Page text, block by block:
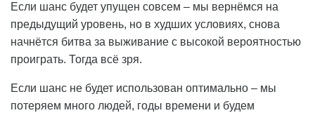
Если шанс будет упущен совсем – мы вернёмся на
предыдущий уровень, но в худших условиях, снова
начнётся битва за выживание с высокой вероятностью
проиграть. Тогда всё зря.
Если шанс не будет использован оптимально – мы
потеряем много людей, годы времени и будем